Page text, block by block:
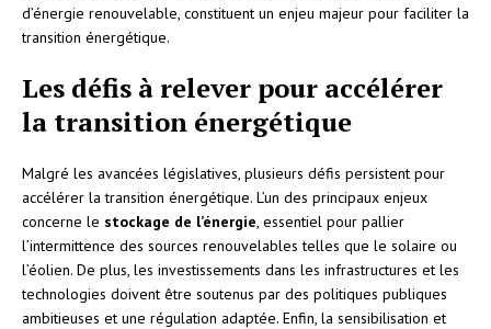
d’énergie renouvelable, constituent un enjeu majeur pour faciliter la
transition énergétique.
Les défis à relever pour accélérer
la transition énergétique
Malgré les avancées législatives, plusieurs défis persistent pour
accélérer la transition énergétique. L’un des principaux enjeux
concerne le stockage de l’énergie, essentiel pour pallier
l’intermittence des sources renouvelables telles que le solaire ou
l’éolien. De plus, les investissements dans les infrastructures et les
technologies doivent être soutenus par des politiques publiques
ambitieuses et une régulation adaptée. Enfin, la sensibilisation et